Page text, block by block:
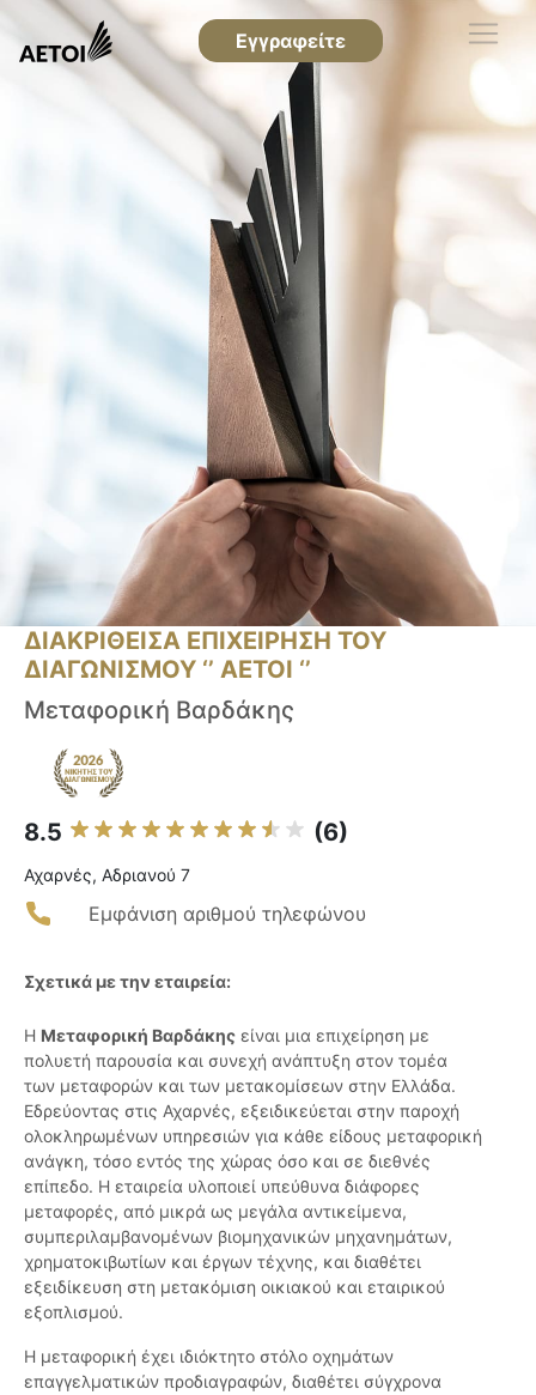
Εγγραφείτε
ΔΙΑΚΡΙΘΕΙΣΑ ΕΠΙΧΕΙΡΗΣΗ ΤΟΥ
ΔΙΑΓΩΝΙΣΜΟΥ ‘’ ΑΕΤΟΙ ‘’
Μεταφορική Βαρδάκης
8.5 (6)
Αχαρνές, Αδριανού 7
Εμφάνιση αριθμού τηλεφώνου
Σχετικά με την εταιρεία:
Η Μεταφορική Βαρδάκης είναι μια επιχείρηση με
πολυετή παρουσία και συνεχή ανάπτυξη στον τομέα
των μεταφορών και των μετακομίσεων στην Ελλάδα.
Εδρεύοντας στις Αχαρνές, εξειδικεύεται στην παροχή
ολοκληρωμένων υπηρεσιών για κάθε είδους μεταφορική
ανάγκη, τόσο εντός της χώρας όσο και σε διεθνές
επίπεδο. Η εταιρεία υλοποιεί υπεύθυνα διάφορες
μεταφορές, από μικρά ως μεγάλα αντικείμενα,
συμπεριλαμβανομένων βιομηχανικών μηχανημάτων,
χρηματοκιβωτίων και έργων τέχνης, και διαθέτει
εξειδίκευση στη μετακόμιση οικιακού και εταιρικού
εξοπλισμού.
Η μεταφορική έχει ιδιόκτητο στόλο οχημάτων
επαγγελματικών προδιαγραφών, διαθέτει σύγχρονα